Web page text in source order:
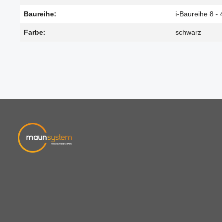
Baureihe: i-Baureihe 8 -
Farbe: schwarz